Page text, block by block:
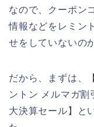
なので、クーポン
情報などをレミン
せをしていないの
だから、まずは、
ントン メルマガ
大決算セール】と